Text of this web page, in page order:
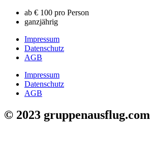
ab € 100 pro Person
ganzjährig
Impressum
Datenschutz
AGB
Impressum
Datenschutz
AGB
© 2023 gruppenausflug.com